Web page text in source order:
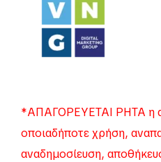
*ΑΠΑΓΟΡΕΥΕΤΑΙ ΡΗΤΑ η
οποιαδήποτε χρήση,
αναδημοσίευση,